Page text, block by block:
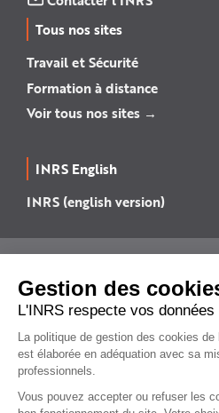
Tous nos sites
Travail et Sécurité
Formation à distance
Voir tous nos sites →
INRS English
INRS (english version)
Plan du site
Mentions légales
Politique de confidentialité
© INRS 2026